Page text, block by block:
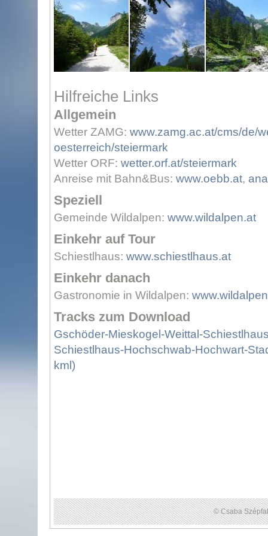
Hilfreiche Links
Allgemein
Wetter ZAMG: www.zamg.ac.at/cms/de/
oesterreich/steiermark
Wetter ORF: wetter.orf.at/steiermark
Anreise mit Bahn&Bus: www.oebb.at,
Speziell
Gemeinde Wildalpen: www.wildalpen.at
Einkehr auf Tour
Schiestlhaus: www.schiestlhaus.at
Einkehr danach
Gastronomie in Wildalpen:
Tracks zum Download
Gschöder-Mieskogel-Weittal-
Schiestlhaus-Hochschwab-Hochwart-
kml)
© Csaba